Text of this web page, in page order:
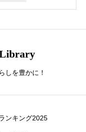
しを豊かに！
ンキング2025